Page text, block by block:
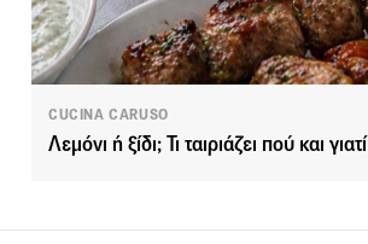
CUCINA CARUSO
Λεμόνι ή ξίδι; Τι ταιριάζει πού και γιατί